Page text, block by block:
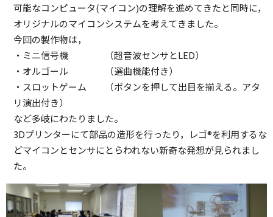
可能なコンピュータ(マイコン)の理解を進めてきたと同時に，
オリジナルのマイコンシステムを考えてきました。
今回の製作物は，
・ミニ信号機 （超音波センサとLED）
・オルゴール （選曲機能付き）
・スロットゲーム （ボタンを押して出目を揃える。アタ
リ演出付き）
など多岐にわたりました。
3Dプリンターにて部品の造形を行ったり，レゴ®を利用するな
どマイコンとセンサにとらわれない新奇な発想が見られまし
た。